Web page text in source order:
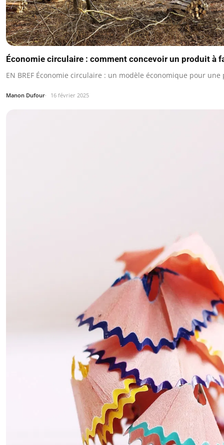
Économie circulaire : comment concevoir un produit à
EN BREF Économie circulaire : un modèle économique pour
Manon Dufour 16 février 2025